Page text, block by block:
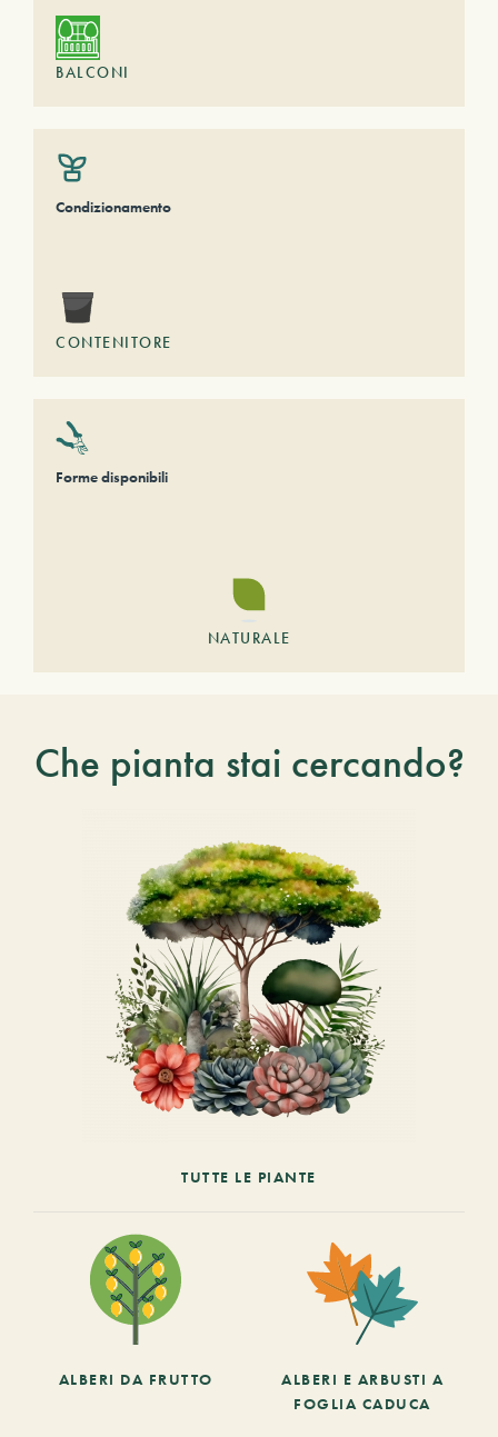
BALCONI
Condizionamento
CONTENITORE
Forme disponibili
NATURALE
Che pianta stai cercando?
TUTTE LE PIANTE
ALBERI DA FRUTTO
ALBERI E ARBUSTI A
FOGLIA CADUCA